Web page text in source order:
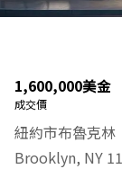
1,600,000美金
成交價
紐約市布魯克林
Brooklyn, NY